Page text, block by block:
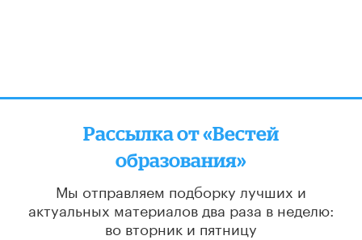
Рассылка от «Вестей
образования»
Мы отправляем подборку лучших и
актуальных материалов два раза в неделю:
во вторник и пятницу